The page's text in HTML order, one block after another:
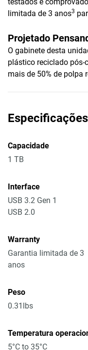
limitada de 3 anos3
Projetado
O gabinete desta
plástico reciclado
mais de 50% de polpa
Especificações
Capacidade
1 TB
Interface
USB 3.2 Gen 1
USB 2.0
Warranty
Garantia limitada de 3
anos
Peso
0.31lbs
Temperatura
5°C to 35°C